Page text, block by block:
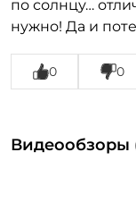
по солнцу…
нужно! Да и
0 0
Видеообзоры